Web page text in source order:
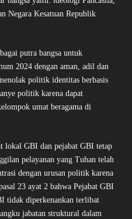
Negara Kesatuan Republik
putra bangsa untuk
2024 dengan aman, adil dan
politik identitas berbasis
politik karena dapat
umat beragama di
lokal GBI dan pejabat GBI tetap
pelayanan yang Tuhan telah
dengan urusan politik karena
23 ayat 2 bahwa Pejabat GBI
tidak diperkenankan terlibat
jabatan struktural dalam